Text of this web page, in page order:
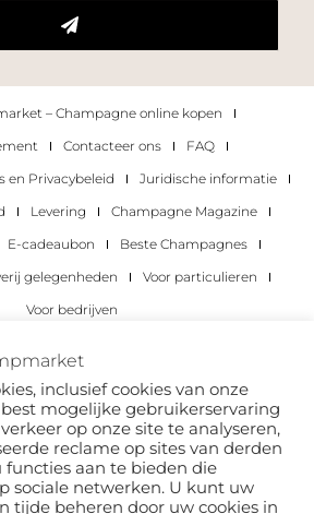
– Champagne online kopen
Contacteer ons
FAQ
en Privacybeleid
Juridische informatie
Levering
Champagne Magazine
E-cadeaubon
Beste Champagnes
gelegenheden
Voor particulieren
Voor bedrijven
© alle rechten voorbehouden.
inclusief cookies van onze
mogelijke gebruikerservaring
op onze site te analyseren,
reclame op sites van derden
aan te bieden die
sociale netwerken. U kunt uw
tijde beheren door uw cookies in